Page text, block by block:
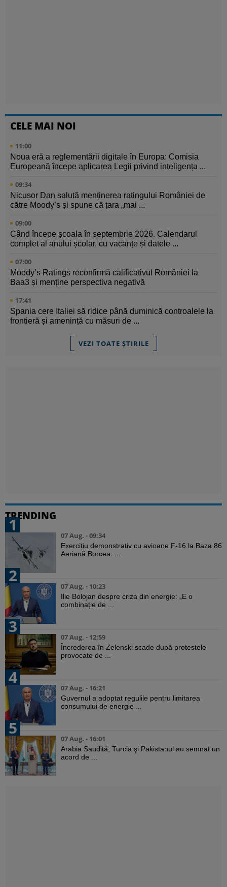
CELE MAI NOI
11:00
Noua eră a reglementării digitale în Europa: Comisia
Europeană începe aplicarea Legii privind inteligența ...
09:34
Nicușor Dan salută menținerea ratingului României de
către Moody’s și spune că țara „mai ...
09:00
Când începe școala în septembrie 2026. Calendarul
complet al anului școlar, cu vacanțe și datele ...
07:00
Moody’s Ratings reconfirmă calificativul României la
Baa3 și menține perspectiva negativă
17:41
Spania cere Italiei să ridice până duminică controalele la
frontieră și amenință cu măsuri de ...
VEZI TOATE ȘTIRILE
TRENDING
1
07 Aug. - 09:34
Exercițiu demonstrativ cu avioane F-16 la Baza 86
Aeriană Borcea. ...
2
07 Aug. - 10:23
Ilie Bolojan despre criza din energie: „E o
combinație de ...
3
07 Aug. - 12:59
Încrederea în Zelenski scade după protestele
provocate de ...
4
07 Aug. - 16:21
Guvernul a adoptat regulile pentru limitarea
consumului de energie ...
5
07 Aug. - 16:01
Arabia Saudită, Turcia şi Pakistanul au semnat un
acord de ...